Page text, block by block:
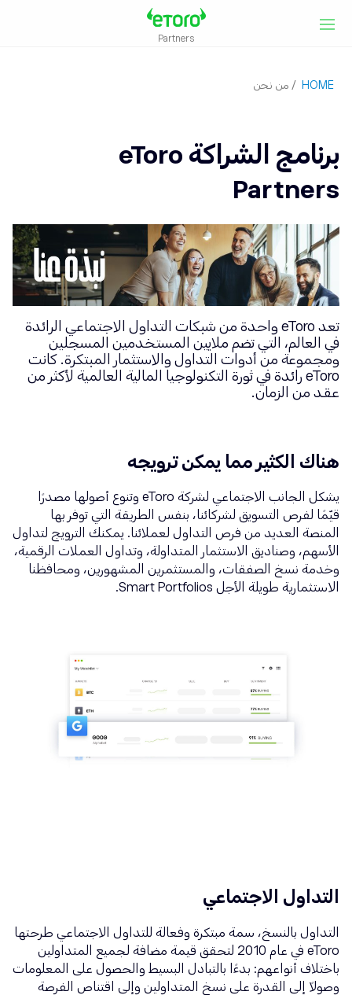
Partners
HOME
/ من نحن
برنامج الشراكة eToro
Partners
تعد eToro واحدة من شبكات التداول الاجتماعي الرائدة
في العالم، التي تضم ملايين المستخدمين المسجلين
ومجموعة من أدوات التداول والاستثمار المبتكرة. كانت
eToro رائدة في ثورة التكنولوجيا المالية العالمية لأكثر من
عقد من الزمان.
هناك الكثير مما يمكن ترويجه
يشكل الجانب الاجتماعي لشركة eToro وتنوع أصولها مصدرًا
قيّمًا لفرص التسويق لشركائنا، بنفس الطريقة التي توفر بها
المنصة العديد من فرص التداول لعملائنا. يمكنك الترويج لتداول
الأسهم، وصناديق الاستثمار المتداولة، وتداول العملات الرقمية،
وخدمة نسخ الصفقات، والمستثمرين المشهورين، ومحافظنا
الاستثمارية طويلة الأجل Smart Portfolios.
التداول الاجتماعي
التداول بالنسخ، سمة مبتكرة وفعالة للتداول الاجتماعي طرحتها
eToro في عام 2010 لتحقق قيمة مضافة لجميع المتداولين
باختلاف أنواعهم: بدءًا بالتبادل البسيط والحصول على المعلومات
وصولاً إلى القدرة على نسخ المتداولين وإلى اقتناص الفرصة